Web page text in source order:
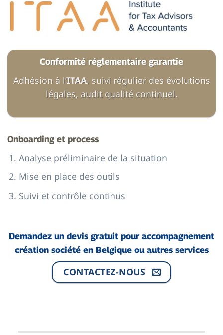
Conformité réglementaire garantie
Adhésion à l’ITAA, suivi régulier des évolutions
légales, audit qualité continuel.
Onboarding et process
Analyse préliminaire de la situation
Mise en place des outils
Suivi et contrôle continus
Demandez un devis gratuit pour accompagnement
création société en Belgique ou autres services
CONTACTEZ-NOUS